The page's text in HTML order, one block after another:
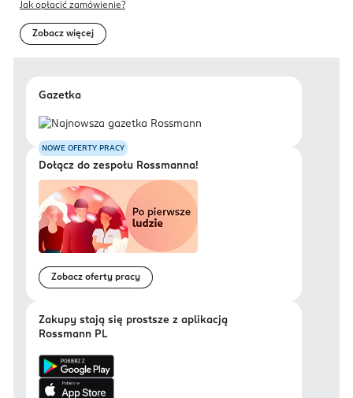
Jak opłacić zamówienie?
Zobacz więcej
Gazetka
NOWE OFERTY PRACY
Dołącz do zespołu Rossmanna!
Zobacz oferty pracy
Zakupy stają się prostsze z aplikacją
Rossmann PL